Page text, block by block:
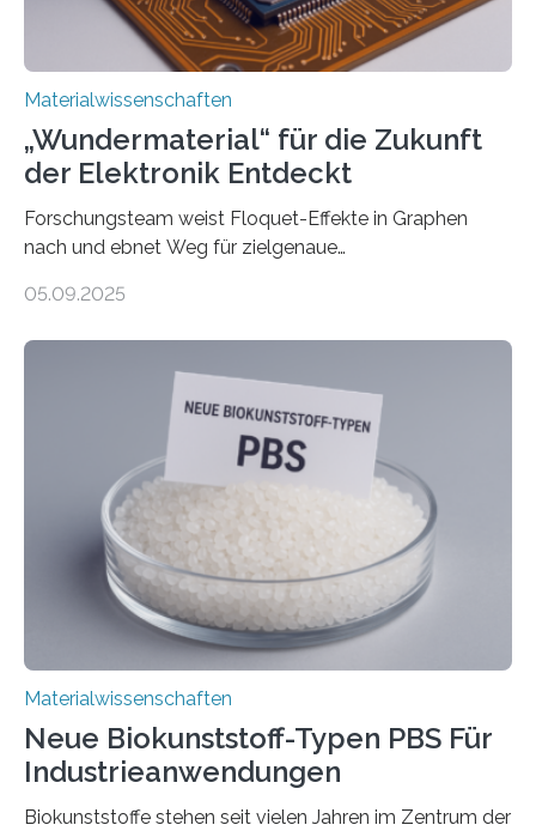
leiteten ein internationales Forschungsprojekt, das…
Materialwissenschaften
„Wundermaterial“ für die Zukunft
der Elektronik Entdeckt
Forschungsteam weist Floquet-Effekte in Graphen
nach und ebnet Weg für zielgenaue
– nur eine Atomlage dick, aber extrem leitfähig und
Sensoren, leistungsstarken Batterien und effizienten
Solarzellen. Eine neue Studie hebt das Potenzial nun
noch auf ein neues Level: Zum ersten Mal haben
Forschende an der Universität Göttingen gemeinsam
mit Kollegen aus Braunschweig, Bremen und der
Schweiz direkt beobachtet, wie in Graphen…
05.09.2025
Materialwissenschaften
Neue Biokunststoff-Typen PBS Für
Industrieanwendungen
Biokunststoffe stehen seit vielen Jahren im Zentrum der